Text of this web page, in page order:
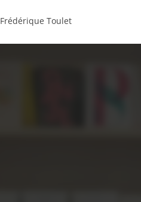
Frédérique Toulet